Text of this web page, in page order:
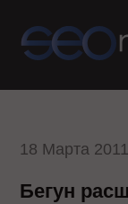
18 Марта 2011
Бегун